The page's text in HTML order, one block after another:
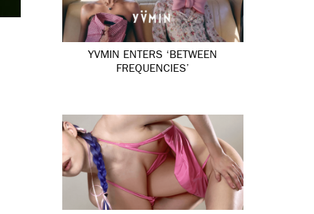
YVMIN ENTERS ‘BETWEEN
FREQUENCIES’